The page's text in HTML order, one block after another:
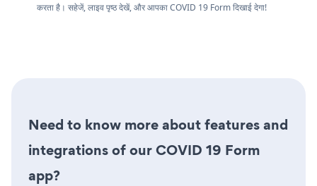
करता है। सहेजें, लाइव पृष्ठ देखें, और आपका COVID 19 Form दिखाई देगा!
Need to know more about features and
integrations of our COVID 19 Form
app?